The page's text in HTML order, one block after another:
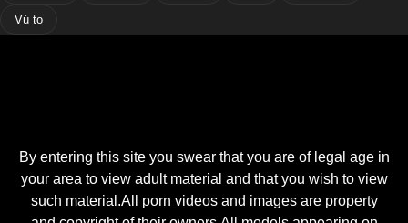
Vú to
By entering this site you swear that you are of legal age in
your area to view adult material and that you wish to view
such material.All porn videos and images are property